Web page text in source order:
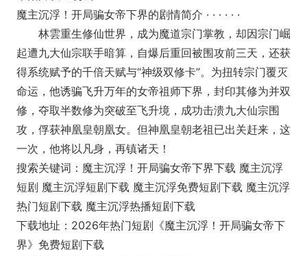
魔主沉浮！开局骗女帝下界的剧情简介 · · · · · ·
林雲重生修仙世界，成为魔道宗门掌教，却因宗门崛
起遭九大仙宗联手暗算，自爆后重回被围攻前三天，还获
得系统赋予的千倍天赋与“神级双修卡”。为扭转宗门覆灭
命运，他诱骗飞升万年的女帝祖师下界，封印其修为并双
修，夺取半数修为突破至飞升境，成功击溃九大仙宗围
攻，俘获神凰皇朝凰女。但神凰皇朝老祖已出关赶来，这
一次，他将以凡身，再镇诸天！
搜索关键词：魔主沉浮！开局骗女帝下界下载 魔主沉浮
短剧 魔主沉浮短剧下载 魔主沉浮免费短剧下载 魔主沉浮
热门短剧下载 魔主沉浮热播短剧下载
下载地址：2026年热门短剧《魔主沉浮！开局骗女帝下
界》免费短剧下载